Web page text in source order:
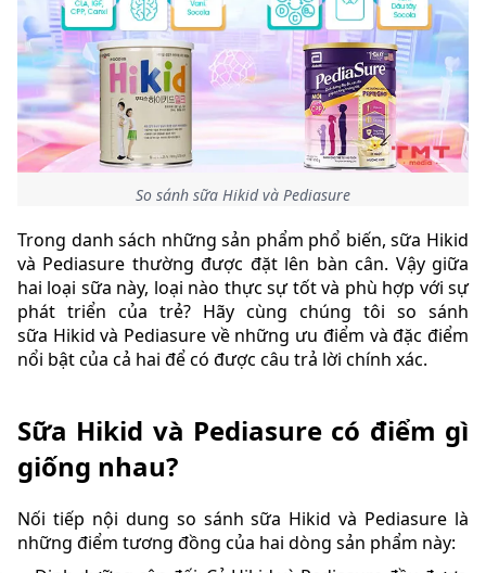
So sánh sữa Hikid và Pediasure
Trong danh sách những sản phẩm phổ biến, sữa Hikid
và Pediasure thường được đặt lên bàn cân. Vậy giữa
hai loại sữa này, loại nào thực sự tốt và phù hợp với sự
phát triển của trẻ? Hãy cùng chúng tôi so sánh
sữa Hikid và Pediasure về những ưu điểm và đặc điểm
nổi bật của cả hai để có được câu trả lời chính xác.
Sữa Hikid và Pediasure có điểm gì
giống nhau?
Nối tiếp nội dung so sánh sữa Hikid và Pediasure là
những điểm tương đồng của hai dòng sản phẩm này: